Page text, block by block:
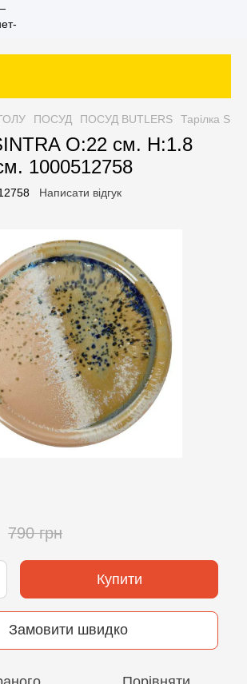
ПОСУД ПОСУД BUTLERS Тарілка
O:22 см. H:1.8
1000512758
Написати відгук
790 грн
Купити
Замовити швидко